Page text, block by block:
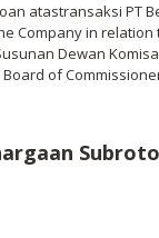
atastransaksi PT
Company in relation
Dewan
of
Subroto